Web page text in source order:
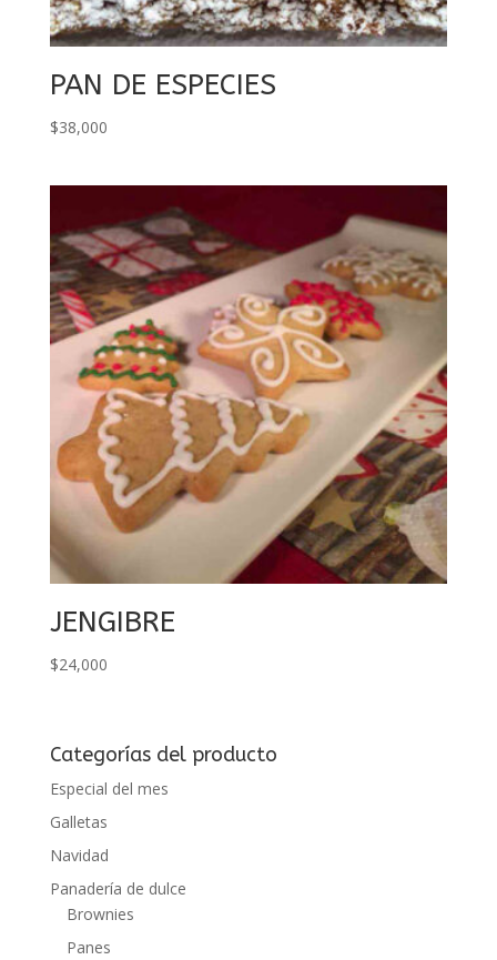
PAN DE ESPECIES
$38,000
JENGIBRE
$24,000
Categorías del producto
Especial del mes
Galletas
Navidad
Panadería de dulce
Brownies
Panes